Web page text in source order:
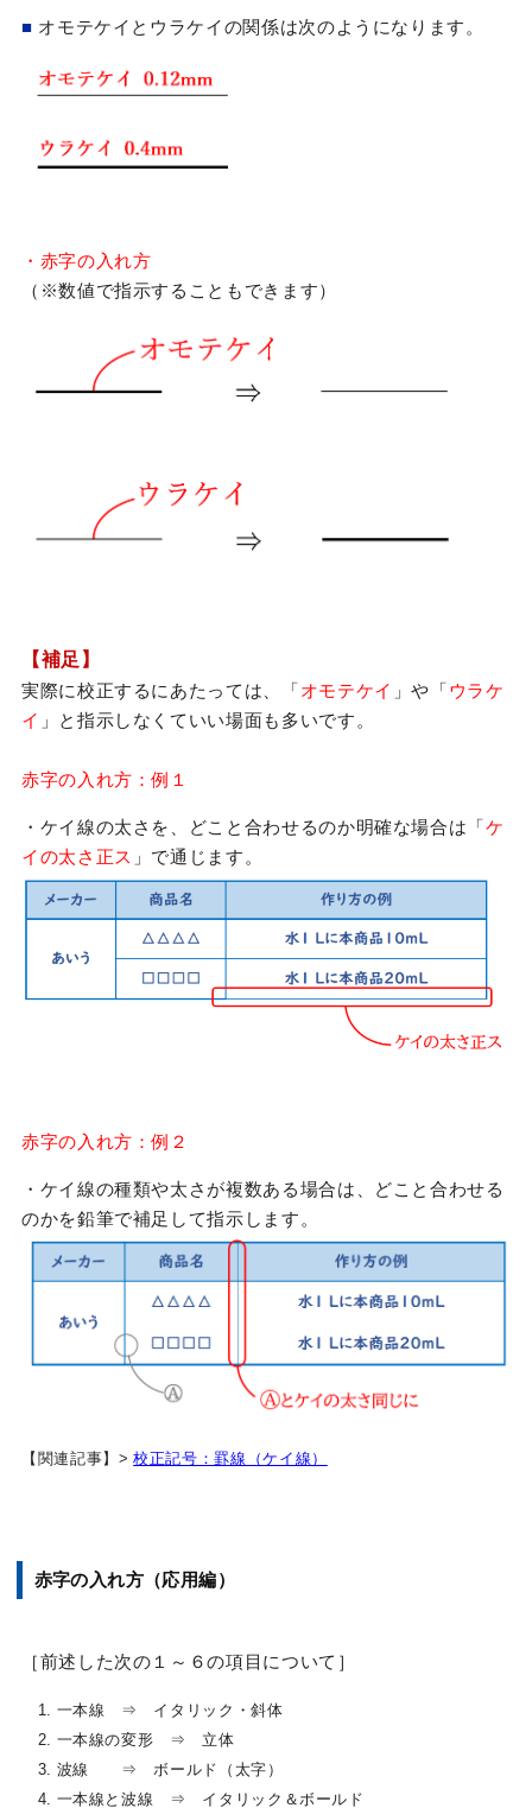
■ オモテケイとウラケイの関係は次のようになります。
・赤字の入れ方
（※数値で指示することもできます）
【補足】
実際に校正するにあたっては、「 オモテケイ 」や「 ウラケ
イ 」と指示しなくていい場面も多いです。
赤字の入れ方：例１
・ケイ線の太さを、どこと合わせるのか明確な場合は「ケ
イの太さ正ス 」で通じます。
赤字の入れ方：例２
・ケイ線の種類や太さが複数ある場合は、どこと合わせる
のかを鉛筆で補足して指示します。
【関連記事】>校正記号：罫線（ケイ線）
赤字の入れ方（応用編）
［前述した次の１～６の項目について］
1. 一本線 ⇒ イタリック・斜体
2. 一本線の変形 ⇒ 立体
3. 波線 ⇒ ボールド（太字）
4. 一本線と波線 ⇒ イタリック＆ボールド